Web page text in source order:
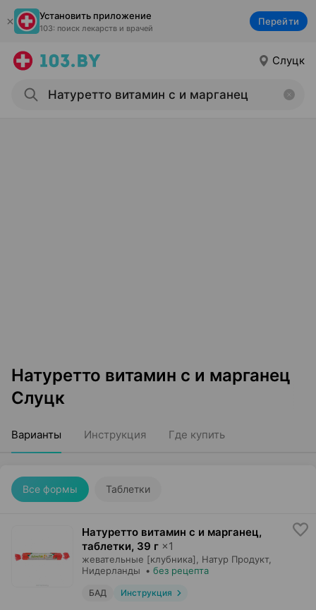
Установить приложение
103: поиск лекарств и врачей
Перейти
Слуцк
Натуретто витамин c и марганец
Слуцк
Варианты Инструкция Где купить
Все формы Таблетки
Натуретто витамин c и марганец,
таблетки, 39 г ×1
жевательные [клубника], Натур Продукт,
Нидерланды • без рецепта
БАД Инструкция